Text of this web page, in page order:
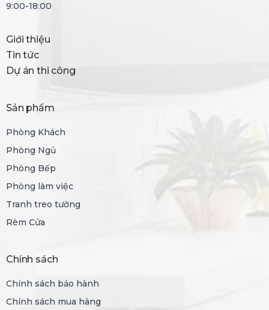
9:00-18:00
Giới thiệu
Tin tức
Dự án thi công
Sản phẩm
Phòng Khách
Phòng Ngủ
Phòng Bếp
Phòng làm việc
Tranh treo tường
Rèm Cửa
Chính sách
Chính sách bảo hành
Chính sách mua hàng